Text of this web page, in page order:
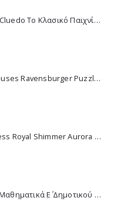
Hasbro Επιτραπέζιο Cluedo Το Κλασικό Παιχνίδι Μυστήριου 38712
2000 Idyllic French Houses Ravensburger Puzzle 16640
Hasbro Disney Princess Royal Shimmer Aurora Doll F0899
Γίνομαι άριστος στα Μαθηματικά Ε΄ Δημοτικού - Λυκοτραφίτη Αντιγόνη 21070